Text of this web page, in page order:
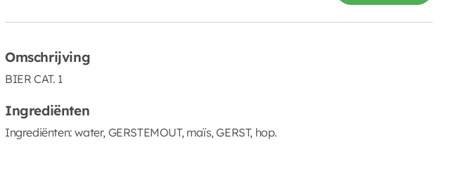
Omschrijving
BIER CAT. 1
Ingrediënten
Ingrediënten: water, GERSTEMOUT, maïs, GERST, hop.